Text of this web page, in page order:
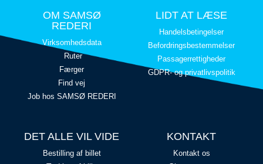
OM SAMSØ
REDERI
Virksomhedsdata
Ruter
Færger
Find vej
Job hos SAMSØ REDERI
LIDT AT LÆSE
Handelsbetingelser
Befordringsbestemmelser
Passagerrettigheder
GDPR- og privatlivspolitik
DET ALLE VIL VIDE
Bestilling af billet
KONTAKT
Kontakt os